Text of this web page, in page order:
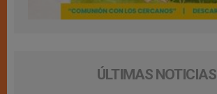
ÚLTIMAS NOTICIAS